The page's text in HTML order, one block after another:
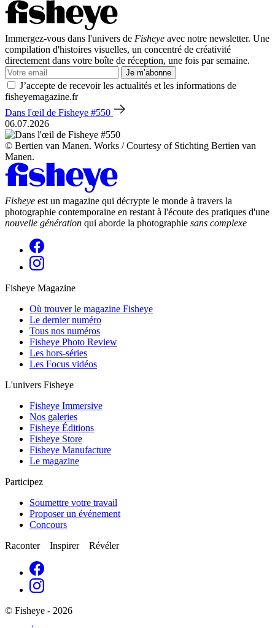
Immergez-vous dans l'univers de Fisheye avec notre newsletter. Une
compilation d'histoires visuelles, un concentré de créativité
directement dans votre boîte de réception, une fois par semaine.
Je m’abonne
J’accepte de recevoir les actualités et les informations de
fisheyemagazine.fr
Dans l'œil de Fisheye #550
06.07.2026
© Bertien van Manen. Works / Courtesy of Stichting Bertien van
Manen.
Fisheye est un magazine qui décrypte le monde à travers la
photographie contemporaine en restant à l'écoute des pratiques d'une
nouvelle génération qui aborde la photographie sans complexe
Fisheye Magazine
Où trouver le magazine Fisheye
Le dernier numéro
Tous nos numéros
Fisheye Photo Review
Les hors-séries
Les Focus vidéos
L'univers Fisheye
Fisheye Immersive
Nos galeries
Fisheye Éditions
Fisheye Store
Fisheye Manufacture
Le magazine
Participez
Soumettre votre travail
Proposer un événement
Concours
Raconter Inspirer Révéler
© Fisheye - 2026